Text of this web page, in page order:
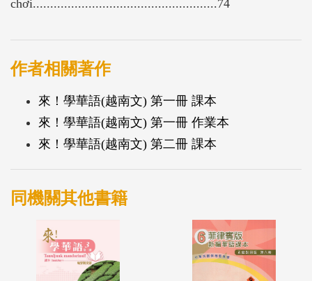
chơi.....................................................74
作者相關著作
來！學華語(越南文) 第一冊 課本
來！學華語(越南文) 第一冊 作業本
來！學華語(越南文) 第二冊 課本
同機關其他書籍